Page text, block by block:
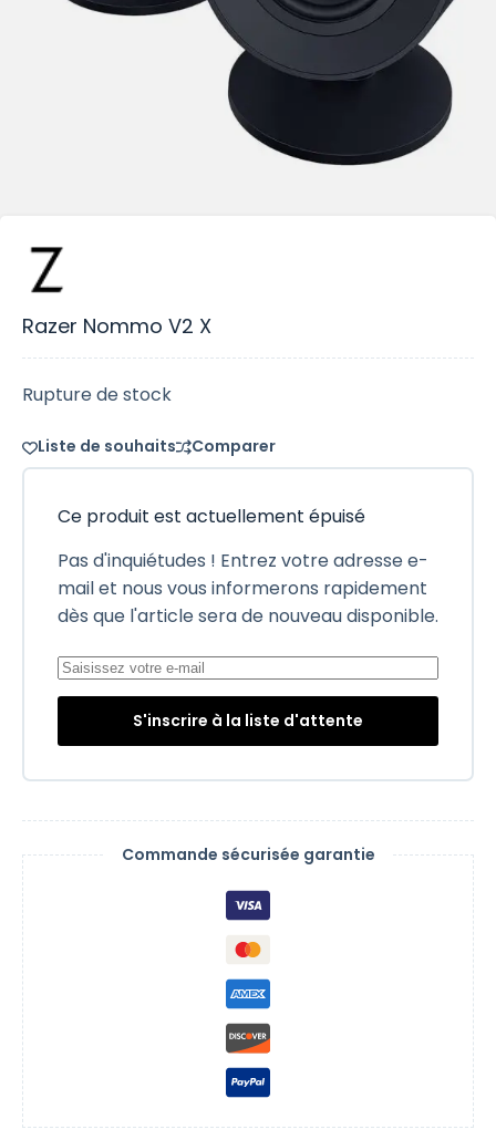
Razer Nommo V2 X
Rupture de stock
Liste de souhaits Comparer
Ce produit est actuellement épuisé
Pas d'inquiétudes ! Entrez votre adresse e-
mail et nous vous informerons rapidement
dès que l'article sera de nouveau disponible.
S'inscrire à la liste d'attente
Commande sécurisée garantie